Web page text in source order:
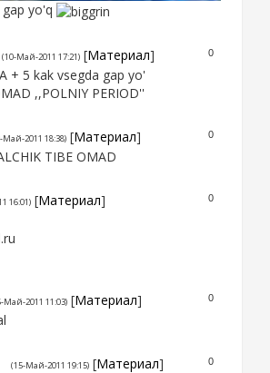
yo'q
0
(10-Май-2011 17:21) [Материал]
+ 5 kak vsegda gap yo'
,,POLNIY PERIOD''
0
Май-2011 18:38) [Материал]
TIBE OMAD
0
16:01) [Материал]
0
Май-2011 11:03) [Материал]
0
(15-Май-2011 19:15) [Материал]